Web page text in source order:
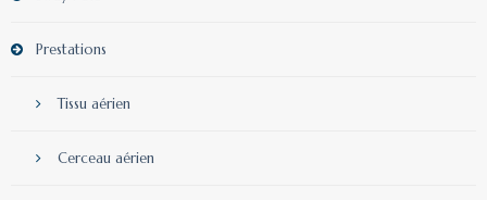
Prestations
Tissu aérien
Cerceau aérien